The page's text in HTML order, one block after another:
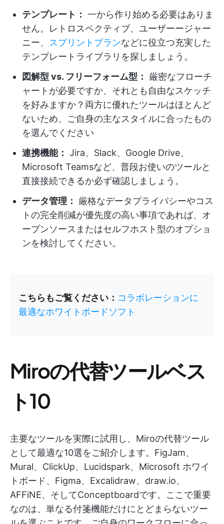
テンプレート： 一から作り始める必要はありま
せん。レトロスペクティブ、ユーザーージャー
ニー、
スプリントプランなどに役立つ充実した
テンプレートライブラリを探しましょう。
図解型 vs. フリーフォーム型：
厳密なフローチ
ャートが必要ですか、それとも自由なスケッチ
を好みますか？両方に優れたツールはほとんど
ないため、ご自身の主なスタイルに合ったもの
を選んでください
連携機能： Jira、Slack、Google Drive、
Microsoft Teamsなど、普段お使いのツールと
直接接続できるか必ず確認しましょう。
データ管理：
厳格なデータプライバシーやコス
トの完全削減が優先度の高い事項であれば、オ
ープンソースまたはセルフホスト型のオプショ
ンを検討してください。
こちらもご覧ください： コラボレーションに
最適なホワイトボードソフト
Miroの代替ツールベス
ト10
主要なツールを実際に試用し、Miroの代替ツール
として最適な10選をご紹介します。FigJam、
Mural、ClickUp、Lucidspark、Microsoft ホワイ
トボード、Figma、Excalidraw、draw.io、
AFFiNE、そしてConceptboardです。ここで重要
なのは、単なる付箋機能だけにとどまらないツー